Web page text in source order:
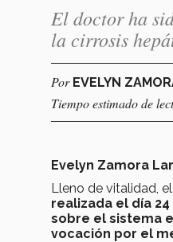
El doctor ha
la cirrosis
Por EVELYN
Tiempo estimado de
Evelyn Zamora
Lleno de vitalidad,
realizada el día
sobre el sistema
vocación por el